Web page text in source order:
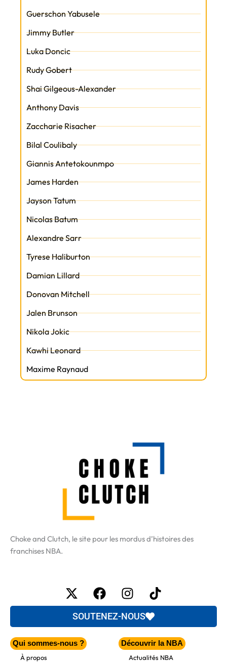
Guerschon Yabusele
Jimmy Butler
Luka Doncic
Rudy Gobert
Shai Gilgeous-Alexander
Anthony Davis
Zaccharie Risacher
Bilal Coulibaly
Giannis Antetokounmpo
James Harden
Jayson Tatum
Nicolas Batum
Alexandre Sarr
Tyrese Haliburton
Damian Lillard
Donovan Mitchell
Jalen Brunson
Nikola Jokic
Kawhi Leonard
Maxime Raynaud
Choke and Clutch, le site pour les mordus d’histoires des
franchises NBA.
X-
twitter
FacebookInstagram
Tiktok
SOUTENEZ-NOUS
Qui sommes-nous ?
À propos
Découvrir la NBA
Actualités NBA